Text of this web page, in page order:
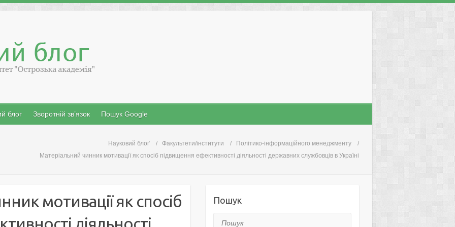
блог Зворотній зв’язок Пошук Google
Науковий блоґ Факультети/інститути
Політико-інформаційного менеджменту
Матеріальний чинник мотивації як спосіб підвищення ефективності діяльності державних службовців в Україні
мотивації як спосіб
Пошук
Пошук